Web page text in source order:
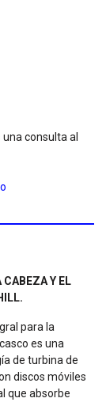
consulta al
Y EL
para la
es una
de turbina de
discos móviles
que absorbe